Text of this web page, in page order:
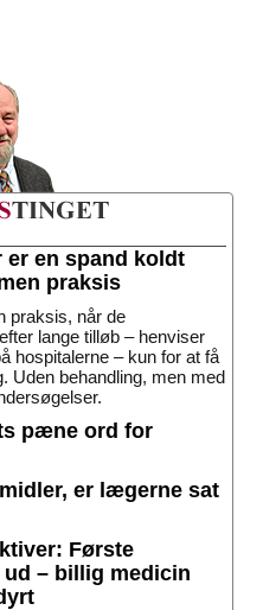
en spand koldt
praksis
praksis, når de
lange tilløb – henviser
hospitalerne – kun for at få
Uden behandling, men med
pæne ord for
er lægerne sat
Første
– billig medicin